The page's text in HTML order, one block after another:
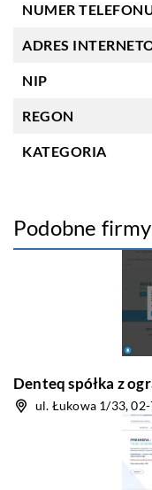
NUMER
ADRES
NIP
REGON
KATEGORIA
Podobne firmy
Denteq spółka z
ul. Łukowa 1/33,